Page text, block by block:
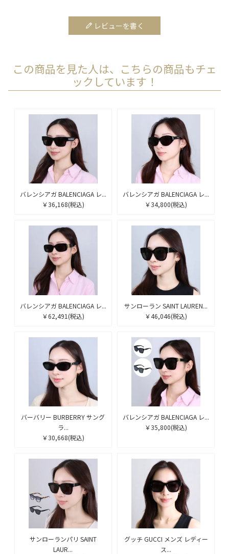
レビューを書く
この商品を見た人は、こちらの商品もチェ
ックしています！
バレンシアガ BALENCIAGA レ...
￥36,168(税込)
バレンシアガ BALENCIAGA レ...
￥34,800(税込)
バレンシアガ BALENCIAGA レ...
￥62,491 (税込)
サンローラン SAINT LAUREN...
￥46,046(税込)
バーバリー BURBERRY サング
ラ...
￥30,668(税込)
バレンシアガ BALENCIAGA レ...
￥35,800(税込)
サンローランパリ SAINT
LAUR...
グッチ GUCCI メンズ レディー
ス...